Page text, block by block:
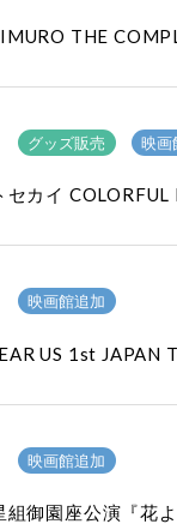
THE
グッズ販売 映画
セカイ
映画館追加
US 1st
映画館追加
御園座公演『花